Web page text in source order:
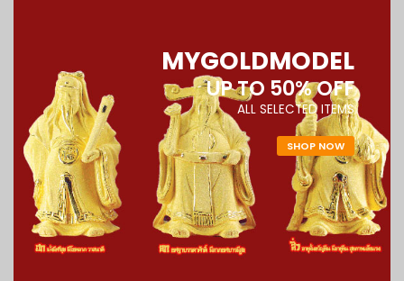
MYGOLDMODEL
TO 50% OFF
ALL SELECTED ITEMS
SHOP NOW